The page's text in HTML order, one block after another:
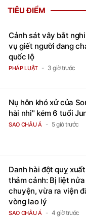
TIÊU ĐIỂM
Cảnh sát vây bắt
vụ giết người đang
quốc lộ
PHÁP LUẬT 3 giờ trước
Nụ hôn khó xử của
hài nhi" kém 6 tuổi
SAO CHÂU Á 5 giờ trước
Danh hài đột quỵ
thảm cảnh: Bị liệt
chuyện, vừa ra viện
vòng lao lý
SAO CHÂU Á 4 giờ trước